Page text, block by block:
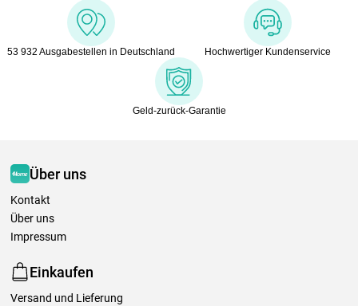
53 932 Ausgabestellen in Deutschland Hochwertiger Kundenservice
Geld-zurück-Garantie
Über uns
Kontakt
Über uns
Impressum
Einkaufen
Versand und Lieferung